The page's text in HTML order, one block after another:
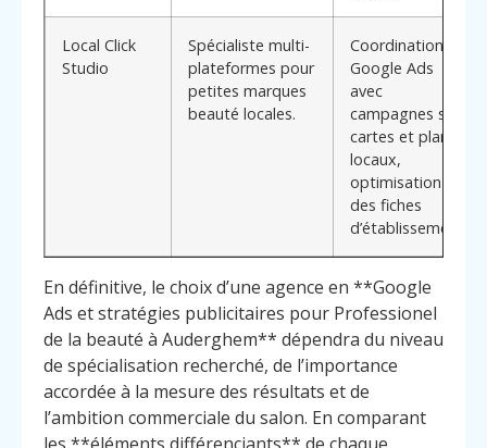
Local Click
Studio
Spécialiste multi-
plateformes pour
petites marques
beauté locales.
Coordination de
Google Ads
avec
campagnes sur
cartes et plans
locaux,
optimisation
des fiches
d’établissement.
En définitive, le choix d’une agence en **Google
Ads et stratégies publicitaires pour Professionel
de la beauté à Auderghem** dépendra du niveau
de spécialisation recherché, de l’importance
accordée à la mesure des résultats et de
l’ambition commerciale du salon. En comparant